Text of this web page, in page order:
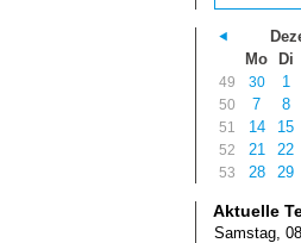
Mo
Di
49 30 1
50 7 8
51 14 15
52 21 22
53 28 29
Aktuelle
Samstag,